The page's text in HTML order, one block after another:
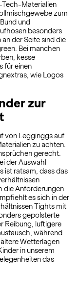
Tech-Materialien
zum
und
besonders
der Seite sind die
Bei manchen
kesse
für einen
wie Logos
zur
von Legginggs auf
zu achten.
gerecht.
der Auswahl
ist ratsam, dass das
die Anforderungen
es sich in der
Tights mit
gepolsterte
Reibung, luftigere
während
Wetterlagen
in unserem
das